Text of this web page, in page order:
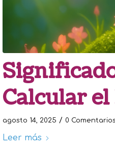
Calcular el
agosto 14, 2025 / 0 Comentarios
Leer más